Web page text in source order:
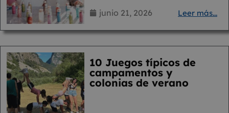
junio 21, 2026 Leer más...
10 Juegos típicos de
campamentos y
colonias de verano